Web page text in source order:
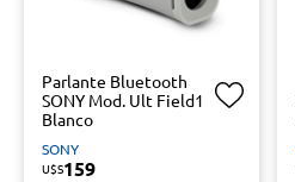
Parlante Bluetooth
SONY Mod. Ult Field1
Blanco
SONY
U$S159